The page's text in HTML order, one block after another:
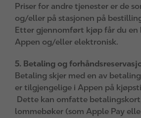
Priser for andre tjenester er de
og/eller på stasjonen på
Etter gjennomført kjøp får du en
Appen og/eller elektronisk.
5. Betaling og
Betaling skjer med en av
er tilgjengelige i Appen på
Dette kan omfatte
lommebøker (som Apple Pay